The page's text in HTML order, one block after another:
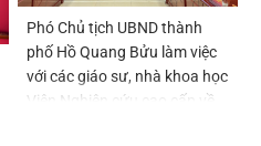
Phó Chủ tịch UBND thành
phố Hồ Quang Bửu làm việc
với các giáo sư, nhà khoa học
Viện Nghiên cứu cao cấp về